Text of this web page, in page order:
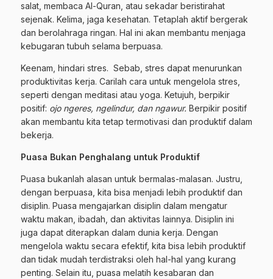
salat, membaca Al-Quran, atau sekadar beristirahat
sejenak. Kelima, jaga kesehatan. Tetaplah aktif bergerak
dan berolahraga ringan. Hal ini akan membantu menjaga
kebugaran tubuh selama berpuasa.
Keenam, hindari stres. Sebab, stres dapat menurunkan
produktivitas kerja. Carilah cara untuk mengelola stres,
seperti dengan meditasi atau yoga. Ketujuh, berpikir
positif: ojo ngeres, ngelindur, dan ngawur. Berpikir positif
akan membantu kita tetap termotivasi dan produktif dalam
bekerja.
Puasa Bukan Penghalang untuk Produktif
Puasa bukanlah alasan untuk bermalas-malasan. Justru,
dengan berpuasa, kita bisa menjadi lebih produktif dan
disiplin. Puasa mengajarkan disiplin dalam mengatur
waktu makan, ibadah, dan aktivitas lainnya. Disiplin ini
juga dapat diterapkan dalam dunia kerja. Dengan
mengelola waktu secara efektif, kita bisa lebih produktif
dan tidak mudah terdistraksi oleh hal-hal yang kurang
penting. Selain itu, puasa melatih kesabaran dan